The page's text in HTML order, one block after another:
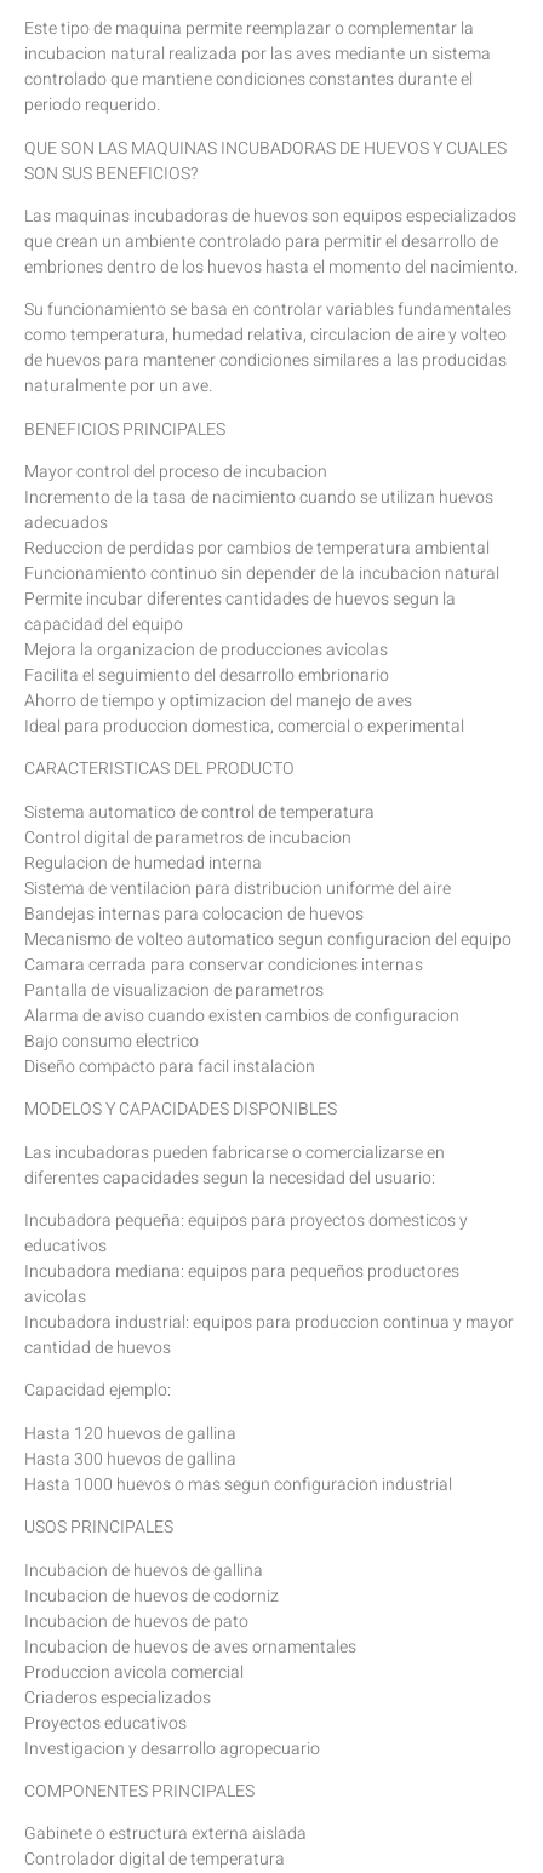
Este tipo de maquina permite reemplazar o complementar la
incubacion natural realizada por las aves mediante un sistema
controlado que mantiene condiciones constantes durante el
periodo requerido.
QUE SON LAS MAQUINAS INCUBADORAS DE HUEVOS Y CUALES
SON SUS BENEFICIOS?
Las maquinas incubadoras de huevos son equipos especializados
que crean un ambiente controlado para permitir el desarrollo de
embriones dentro de los huevos hasta el momento del nacimiento.
Su funcionamiento se basa en controlar variables fundamentales
como temperatura, humedad relativa, circulacion de aire y volteo
de huevos para mantener condiciones similares a las producidas
naturalmente por un ave.
BENEFICIOS PRINCIPALES
Mayor control del proceso de incubacion
Incremento de la tasa de nacimiento cuando se utilizan huevos
adecuados
Reduccion de perdidas por cambios de temperatura ambiental
Funcionamiento continuo sin depender de la incubacion natural
Permite incubar diferentes cantidades de huevos segun la
capacidad del equipo
Mejora la organizacion de producciones avicolas
Facilita el seguimiento del desarrollo embrionario
Ahorro de tiempo y optimizacion del manejo de aves
Ideal para produccion domestica, comercial o experimental
CARACTERISTICAS DEL PRODUCTO
Sistema automatico de control de temperatura
Control digital de parametros de incubacion
Regulacion de humedad interna
Sistema de ventilacion para distribucion uniforme del aire
Bandejas internas para colocacion de huevos
Mecanismo de volteo automatico segun configuracion del equipo
Camara cerrada para conservar condiciones internas
Pantalla de visualizacion de parametros
Alarma de aviso cuando existen cambios de configuracion
Bajo consumo electrico
Diseño compacto para facil instalacion
MODELOS Y CAPACIDADES DISPONIBLES
Las incubadoras pueden fabricarse o comercializarse en
diferentes capacidades segun la necesidad del usuario:
Incubadora pequeña: equipos para proyectos domesticos y
educativos
Incubadora mediana: equipos para pequeños productores
avicolas
Incubadora industrial: equipos para produccion continua y mayor
cantidad de huevos
Capacidad ejemplo:
Hasta 120 huevos de gallina
Hasta 300 huevos de gallina
Hasta 1000 huevos o mas segun configuracion industrial
USOS PRINCIPALES
Incubacion de huevos de gallina
Incubacion de huevos de codorniz
Incubacion de huevos de pato
Incubacion de huevos de aves ornamentales
Produccion avicola comercial
Criaderos especializados
Proyectos educativos
Investigacion y desarrollo agropecuario
COMPONENTES PRINCIPALES
Gabinete o estructura externa aislada
Controlador digital de temperatura